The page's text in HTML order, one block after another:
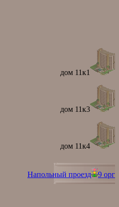
дом 11к1
дом 11к3
дом 11к4
Напольный проезд 9 орг